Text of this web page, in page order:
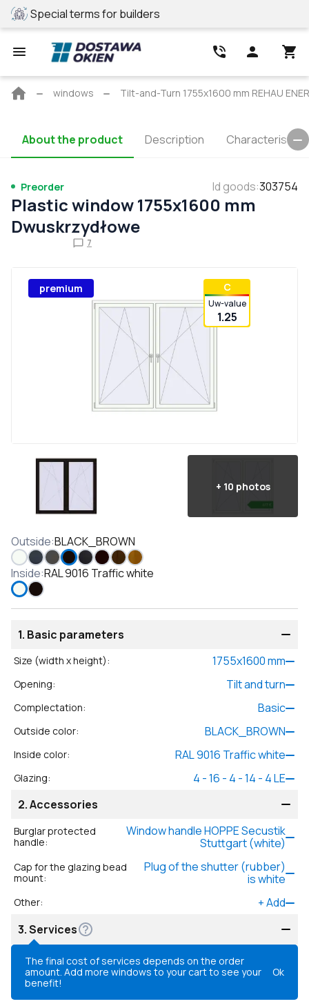
Special terms for builders
Main
windows Tilt-and-Turn 1755x1600 mm REHAU
About the product Description Characteristics
Preorder Id goods:303754
Plastic window 1755x1600 mm
Dwuskrzydłowe
7
premium С
Uw-value
1.25
+ 10 photos
Outside:BLACK_BROWN
Inside:RAL 9016 Traffic white
1. Basic parameters
Size (width x height): 1755x1600mm
Opening: Tilt and turn
Complectation: Basic
Outside color: BLACK_BROWN
Inside color: RAL 9016 Traffic white
Glazing:
4 - 16 - 4 - 14 - 4 LE
2.Accessories
Burglar protected
handle:
Window handle HOPPE Secustik
Stuttgart (white)
Cap for the glazing bead
mount:
Plug of the shutter (rubber)
is white
Other: +Add
3.Services
The final cost of services depends on the order
amount. Add more windows to your cart to see your
benefit!
Ok